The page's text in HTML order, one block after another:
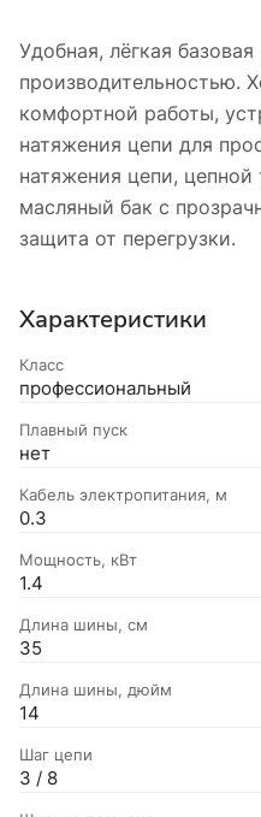
Удобная, лёгкая
производительностью.
комфортной работы,
натяжения цепи для
натяжения цепи,
масляный бак с
защита от перегрузки.
Характеристики
Класс
профессиональный
Плавный пуск
нет
Кабель электропитания, м
0.3
Мощность, кВт
1.4
Длина шины, см
35
Длина шины, дюйм
14
Шаг цепи
3 / 8